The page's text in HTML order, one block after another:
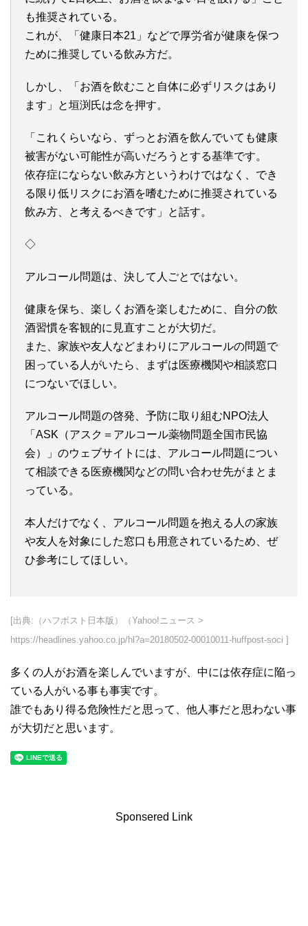
も推奨されている。
これが、「健康日本21」などで厚労省が健康を保つ
ために推奨している飲み方だ。
しかし、「お酒を飲むこと自体に必ずリスクはあり
ます」と垣渕氏は念を押す。
「これくらいなら、ずっとお酒を飲んでいても健康
被害がない可能性が高いだろうとする基準です。
依存症にならない飲み方というわけではなく、でき
る限り低リスクにお酒を嗜むために推奨されている
飲み方、と考えるべきです」と話す。
◇
アルコール問題は、決して人ごとではない。
健康を保ち、楽しくお酒を楽しむために、自分の飲
酒習慣を客観的に見直すことが大切だ。
また、家族や友人などまわりにアルコールの問題で
困っている人がいたら、まずは医療機関や相談窓口
につないでほしい。
アルコール問題の啓発、予防に取り組むNPO法人
「ASK（アスク＝アルコール薬物問題全国市民協
会）」のウェブサイトには、アルコール問題につい
て相談できる医療機関などの問い合わせ先がまとま
っている。
本人だけでなく、アルコール問題を抱える人の家族
や友人を対象にした窓口も用意されているため、ぜ
ひ参考にしてほしい。
[出典:（ハフポスト日本版）（Yahoo!ニュース >
https://headlines.yahoo.co.jp/hl?a=20180502-00010011-huffpost-soci ]
多くの人がお酒を楽しんでいますが、中には依存症に陥っ
ている人がいる事も事実です。
誰でもあり得る危険性だと思って、他人事だと思わない事
が大切だと思います。
Sponsered Link